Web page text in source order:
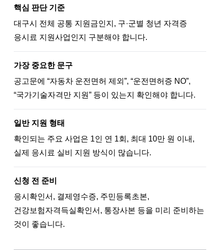
핵심 판단 기준
대구시 전체 공통 지원금인지, 구·군별 청년 자격증
응시료 지원사업인지 구분해야 합니다.
가장 중요한 문구
공고문에 “자동차 운전면허 제외”, “운전면허증 NO”,
“국가기술자격만 지원” 등이 있는지 확인해야 합니다.
일반 지원 형태
확인되는 주요 사업은 1인 연 1회, 최대 10만 원 이내,
실제 응시료 실비 지원 방식이 많습니다.
신청 전 준비
응시확인서, 결제영수증, 주민등록초본,
건강보험자격득실확인서, 통장사본 등을 미리 준비하는
것이 좋습니다.